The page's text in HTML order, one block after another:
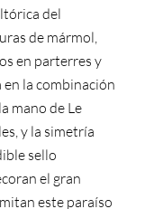
del
de mármol,
en parterres y
la combinación
mano de Le
y la simetría
sello
el gran
este paraíso